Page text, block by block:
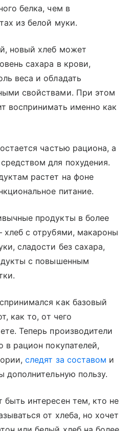
белка, чем в
из белой муки.
новый хлеб может
сахара в крови,
веса и обладать
свойствами. При этом
воспринимать именно как
частью рациона, а
для похудения.
растет на фоне
питание.
продукты в более
хлеб с отрубями, макароны
сладости без сахара,
с повышенным
как базовый
как то, от чего
Теперь производители
в рацион покупателей,
следят за составом и
дополнительную пользу.
интересен тем, кто не
от хлеба, но хочет